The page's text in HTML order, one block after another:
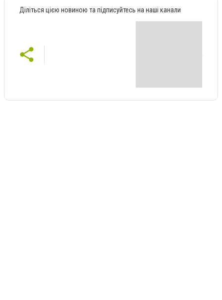
Діліться цією новиною та підписуйтесь на наші канали